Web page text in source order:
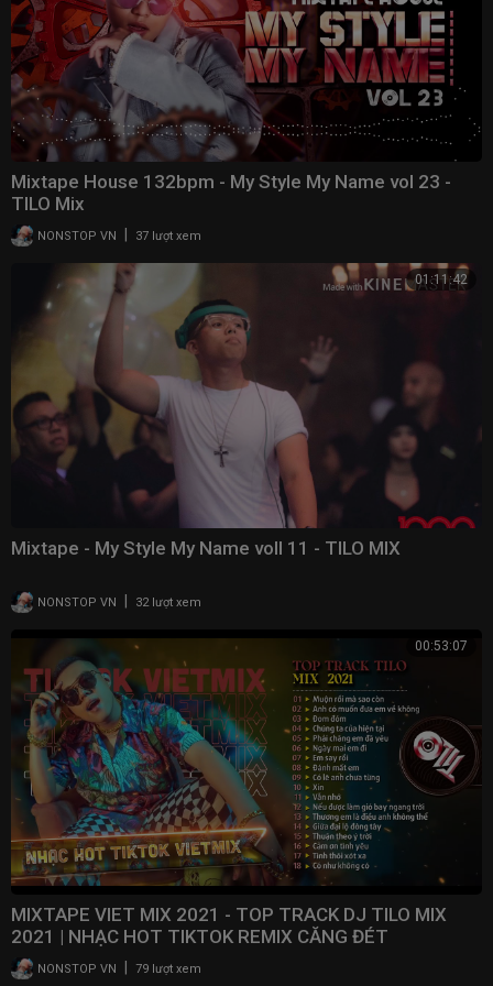
Mixtape House 132bpm - My Style My Name vol 23 -
TILO Mix
NONSTOP VN 37 lượt xem
01:11:42
Mixtape - My Style My Name voll 11 - TILO MIX
NONSTOP VN 32 lượt xem
00:53:07
MIXTAPE VIET MIX 2021 - TOP TRACK DJ TILO MIX
2021 | NHẠC HOT TIKTOK REMIX CĂNG ĐÉT
NONSTOP VN | 79 lượt xem